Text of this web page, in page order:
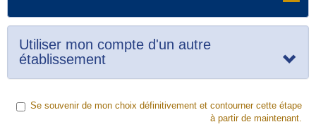
Utiliser mon compte d'un autre
établissement
Se souvenir de mon choix définitivement et contourner cette étape
à partir de maintenant.